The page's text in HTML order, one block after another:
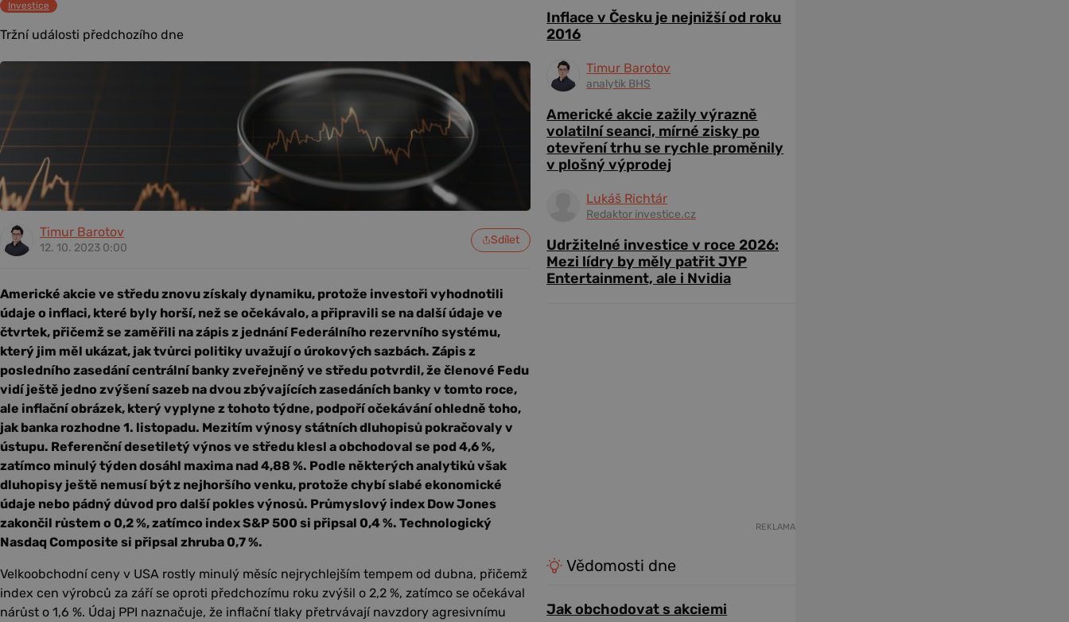
Investice
Tržní události předchozího dne
Timur Barotov
12. 10. 2023 0:00
Sdílet
Americké akcie ve středu znovu získaly dynamiku, protože investoři vyhodnotili
údaje o inflaci, které byly horší, než se očekávalo, a připravili se na další údaje ve
čtvrtek, přičemž se zaměřili na zápis z jednání Federálního rezervního systému,
který jim měl ukázat, jak tvůrci politiky uvažují o úrokových sazbách. Zápis z
posledního zasedání centrální banky zveřejněný ve středu potvrdil, že členové Fedu
vidí ještě jedno zvýšení sazeb na dvou zbývajících zasedáních banky v tomto roce,
ale inflační obrázek, který vyplyne z tohoto týdne, podpoří očekávání ohledně toho,
jak banka rozhodne 1. listopadu. Mezitím výnosy státních dluhopisů pokračovaly v
ústupu. Referenční desetiletý výnos ve středu klesl a obchodoval se pod 4,6 %,
zatímco minulý týden dosáhl maxima nad 4,88 %. Podle některých analytiků však
dluhopisy ještě nemusí být z nejhoršího venku, protože chybí slabé ekonomické
údaje nebo pádný důvod pro další pokles výnosů. Průmyslový index Dow Jones
zakončil růstem o 0,2 %, zatímco index S&P 500 si připsal 0,4 %. Technologický
Nasdaq Composite si připsal zhruba 0,7 %.
Velkoobchodní ceny v USA rostly minulý měsíc nejrychlejším tempem od dubna, přičemž
index cen výrobců za září se oproti předchozímu roku zvýšil o 2,2 %, zatímco se očekával
nárůst o 1,6 %. Údaj PPI naznačuje, že inflační tlaky přetrvávají navzdory agresivnímu
Inflace v Česku je nejnižší od roku
2016
Timur Barotov
analytik BHS
Americké akcie zažily výrazně
volatilní seanci, mírné zisky po
otevření trhu se rychle proměnily
v plošný výprodej
Lukáš Richtár
Redaktor investice.cz
Udržitelné investice v roce 2026:
Mezi lídry by měly patřit JYP
Entertainment, ale i Nvidia
REKLAMA
Vědomosti dne
Jak obchodovat s akciemi